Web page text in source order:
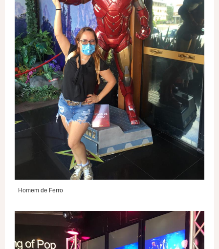
Homem de Ferro